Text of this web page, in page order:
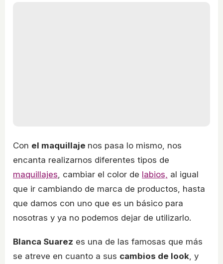
Con el maquillaje nos pasa lo mismo, nos
encanta realizarnos diferentes tipos de
maquillajes , cambiar el color de labios, al igual
que ir cambiando de marca de productos, hasta
que damos con uno que es un básico para
nosotras y ya no podemos dejar de utilizarlo.
Blanca Suarez es una de las famosas que más
se atreve en cuanto a sus cambios de look , y